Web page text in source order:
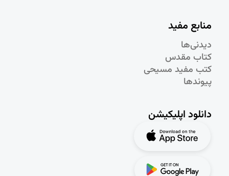
منابع مفید
دیدنی‌ها
کتاب مقدس
کتب مفید مسیحی
پیوندها
دانلود اپلیکیشن